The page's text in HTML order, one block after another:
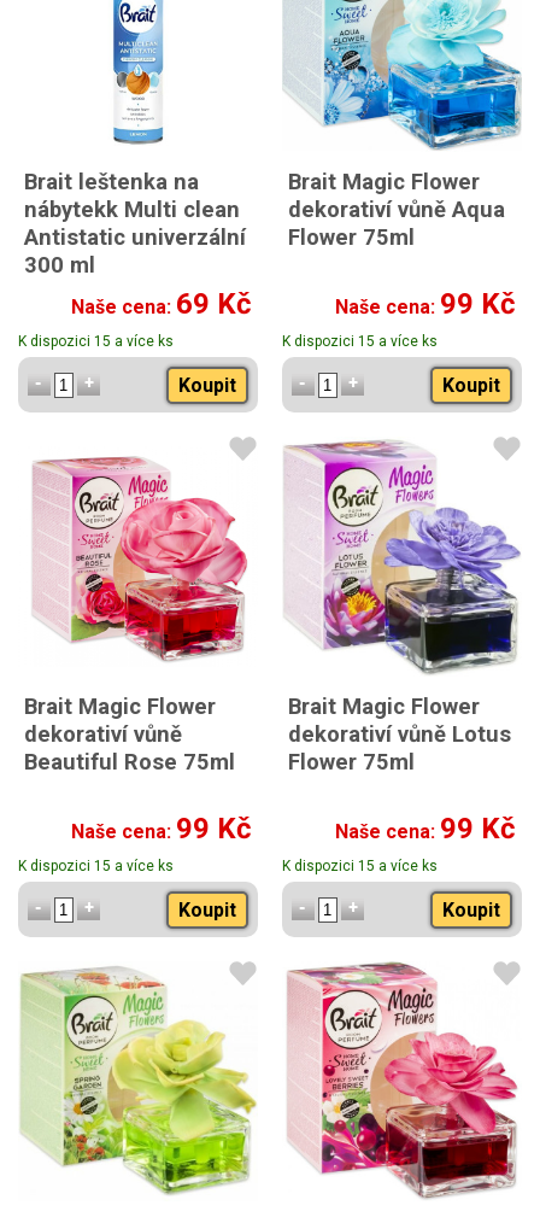
Brait leštenka na
nábytekk Multi clean
Antistatic univerzální
300 ml
Naše cena: 69 Kč
K dispozici 15 a více ks
Koupit
Brait Magic Flower
dekorativí vůně Aqua
Flower 75ml
Naše cena: 99 Kč
K dispozici 15 a více ks
Koupit
Brait Magic Flower
dekorativí vůně
Beautiful Rose 75ml
Naše cena: 99 Kč
K dispozici 15 a více ks
Koupit
Brait Magic Flower
dekorativí vůně Lotus
Flower 75ml
Naše cena: 99 Kč
K dispozici 15 a více ks
Koupit